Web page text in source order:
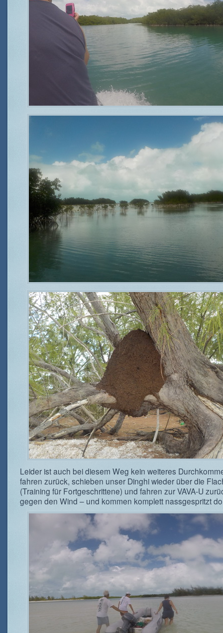
Leider ist auch bei diesem Weg kein weiteres
fahren zurück, schieben unser Dinghi wieder über die
(Training für Fortgeschrittene) und fahren zur VAVA-U
gegen den Wind – und kommen komplett nassgespritzt